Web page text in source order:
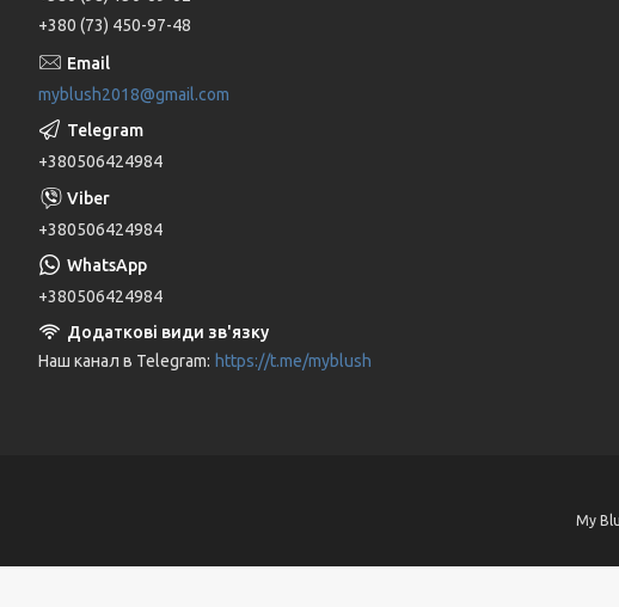
+380 (73) 450-97-48
myblush2018@gmail.com
+380506424984
+380506424984
+380506424984
Наш канал в Telegram https://t.me/myblush